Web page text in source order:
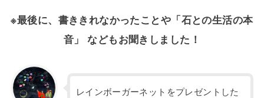
※最後に、書ききれなかったことや「石との生活の本
音」 などもお聞きしました！
レインボーガーネットをプレゼントした